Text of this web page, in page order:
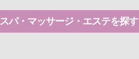
スパ・マッサージ・エステを探す